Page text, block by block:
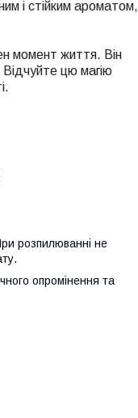
і стійким ароматом,
момент життя. Він
Відчуйте цю магію
розпилюванні не
опромінення та